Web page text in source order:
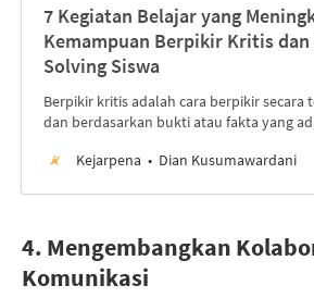
7 Kegiatan Belajar yang
Kemampuan Berpikir Kritis dan
Solving Siswa
Berpikir kritis adalah cara berpikir secara
dan berdasarkan bukti atau fakta yang
Kejarpena
Dian Kusumawardani
4. Mengembangkan
Komunikasi